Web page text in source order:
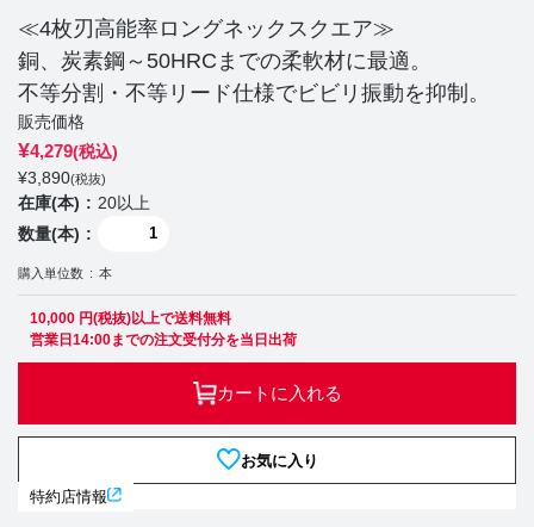
≪4枚刃高能率ロングネックスクエア≫
銅、炭素鋼～50HRCまでの柔軟材に最適。
不等分割・不等リード仕様でビビリ振動を抑制。
販売価格
¥4,279(税込)
¥3,890(税抜)
在庫(本)
20以上
数量(本)
購入単位数 本
10,000 円(税抜)以上で送料無料
営業日14:00までの注文受付分を当日出荷
カートに入れる
お気に入り
特約店情報